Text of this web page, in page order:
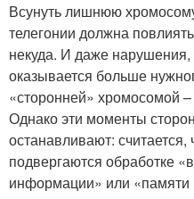
Всунуть лишнюю
телегонии должна
некуда. И даже
оказывается больше
«сторонней» хромосомой –
Однако эти моменты
останавливают:
подвергаются обработке
информации» или «памяти